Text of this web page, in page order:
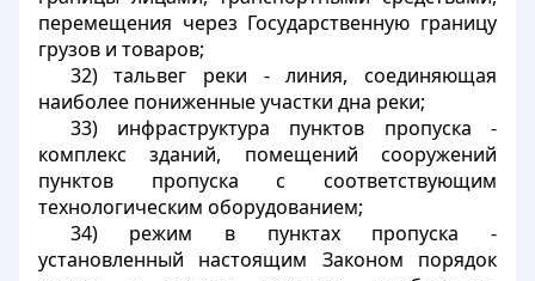
перемещения через Государственную границу
грузов и товаров;
32) тальвег реки - линия, соединяющая
наиболее пониженные участки дна реки;
33) инфраструктура пунктов пропуска -
комплекс зданий, помещений сооружений
пунктов пропуска с соответствующим
технологическим оборудованием;
34) режим в пунктах пропуска -
установленный настоящим Законом порядок